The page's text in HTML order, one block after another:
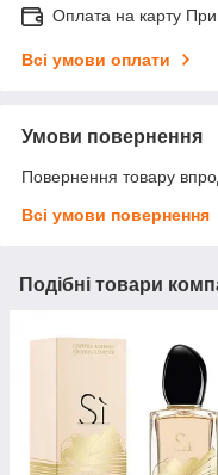
Оплата на карту
Всі умови оплати
Умови повернення
Повернення товару
Всі умови повернення
Подібні товари